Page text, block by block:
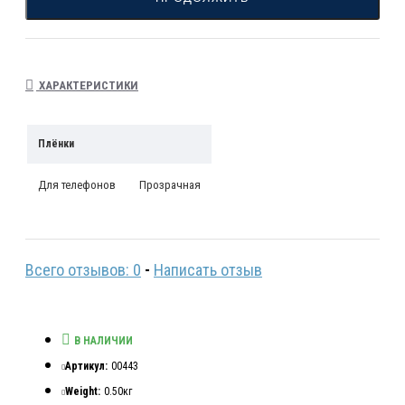
Высокая Тактильность:
сохраняет первоначальное состояние экрана на
протяжении длительного времени.
обладает очень высокой устойчивостью к повреждениям.
Легкость Удаления:
ХАРАКТЕРИСТИКИ
Плёнки
Для телефонов Прозрачная
Всего отзывов: 0 - Написать отзыв
В НАЛИЧИИ
Артикул: 00443
Weight: 0.50кг